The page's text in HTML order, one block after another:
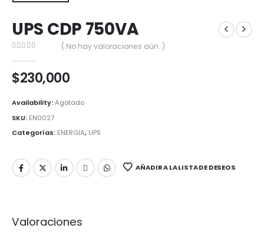
UPS CDP 750VA
( No hay valoraciones aún. )
$230,000
Availability:Agotado
SKU: EN0027
Categorías: ENERGIA, UPS
AÑADIR A LA LISTA DE DESEOS
Valoraciones